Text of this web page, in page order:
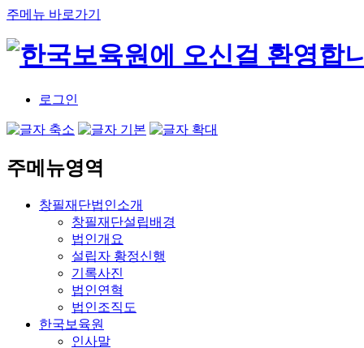
주메뉴 바로가기
로그인
주메뉴영역
창필재단법인소개
창필재단설립배경
법인개요
설립자 황정신행
기록사진
법인연혁
법인조직도
한국보육원
인사말